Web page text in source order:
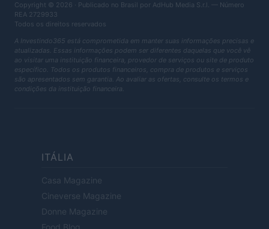
Copyright © 2026 · Publicado no Brasil por AdHub Media S.r.l. — Número
REA 2729933
Todos os direitos reservados
A Investindo365 está comprometida em manter suas informações precisas e
atualizadas. Essas informações podem ser diferentes daquelas que você vê
ao visitar uma instituição financeira, provedor de serviços ou site de produto
específico. Todos os produtos financeiros, compra de produtos e serviços
são apresentados sem garantia. Ao avaliar as ofertas, consulte os termos e
condições da instituição financeira.
ITÁLIA
Casa Magazine
Cineverse Magazine
Donne Magazine